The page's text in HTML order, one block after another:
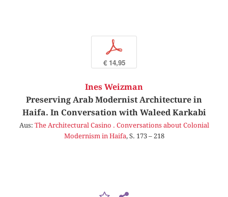
p
€ 14,95
Ines Weizman
Preserving Arab Modernist Architecture in
Haifa. In Conversation with Waleed Karkabi
Aus: The Architectural Casino . Conversations about Colonial
Modernism in Haifa, S. 173 – 218